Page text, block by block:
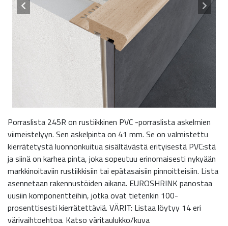
Porraslista 245R on rustiikkinen PVC -porraslista askelmien
viimeistelyyn. Sen askelpinta on 41 mm. Se on valmistettu
kierrätetystä luonnonkuitua sisältävästä erityisestä PVC:stä
ja siinä on karhea pinta, joka sopeutuu erinomaisesti nykyään
markkinoitaviin rustiikkisiin tai epätasaisiin pinnoitteisiin. Lista
asennetaan rakennustöiden aikana. EUROSHRINK panostaa
uusiin komponentteihin, jotka ovat tietenkin 100-
prosenttisesti kierrätettäviä. VÄRIT: Listaa löytyy 14 eri
värivaihtoehtoa. Katso väritaulukko/kuva